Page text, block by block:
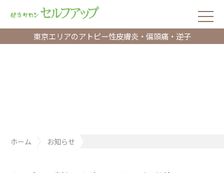
東京エリアのアトピー性皮膚炎・偏頭痛・逆子
ホーム
お知らせ